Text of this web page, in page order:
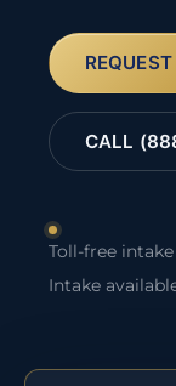
CALL
Toll-free
Intake